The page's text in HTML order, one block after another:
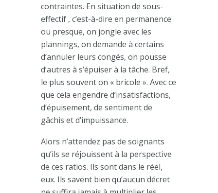
contraintes. En situation de sous-
effectif , c’est-à-dire en permanence
ou presque, on jongle avec les
plannings, on demande à certains
d’annuler leurs congés, on pousse
d’autres à s’épuiser à la tâche. Bref,
le plus souvent on « bricole ». Avec ce
que cela engendre d’insatisfactions,
d’épuisement, de sentiment de
gâchis et d’impuissance.
Alors n’attendez pas de soignants
qu’ils se réjouissent à la perspective
de ces ratios. Ils sont dans le réel,
eux. Ils savent bien qu’aucun décret